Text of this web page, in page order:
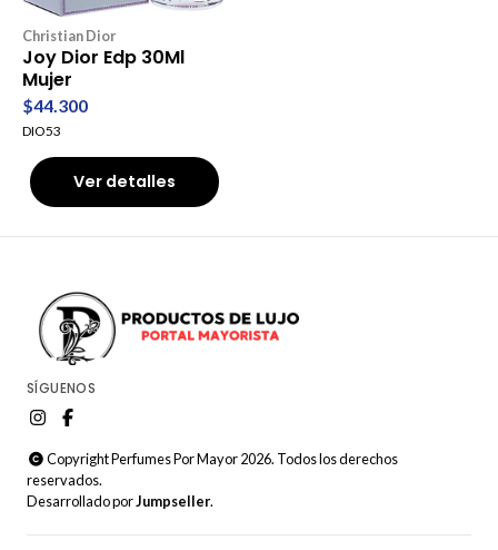
Christian Dior
Joy Dior Edp 30Ml
Mujer
$44.300
DIO53
Ver detalles
SÍGUENOS
Copyright Perfumes Por Mayor 2026. Todos los derechos
reservados.
Desarrollado porJumpseller.